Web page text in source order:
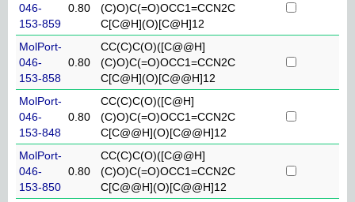
046-
153-859
0.80
(C)O)C(=O)OCC1=CCN2C
C[C@H](O)[C@H]12
MolPort-
046-
153-858
0.80
CC(C)C(O)([C@@H]
(C)O)C(=O)OCC1=CCN2C
C[C@H](O)[C@@H]12
MolPort-
046-
153-848
0.80
CC(C)C(O)([C@H]
(C)O)C(=O)OCC1=CCN2C
C[C@@H](O)[C@@H]12
MolPort-
046-
153-850
0.80
CC(C)C(O)([C@@H]
(C)O)C(=O)OCC1=CCN2C
C[C@@H](O)[C@@H]12